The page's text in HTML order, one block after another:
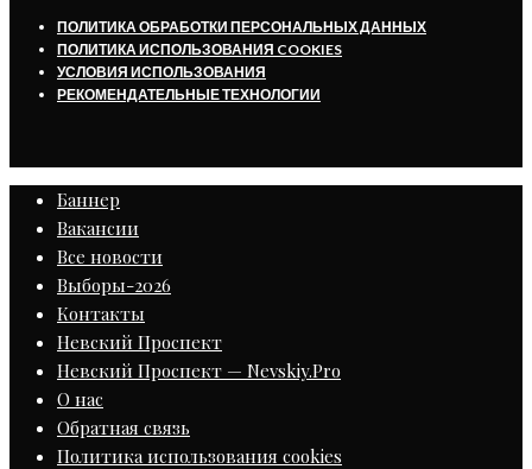
ПОЛИТИКА ОБРАБОТКИ ПЕРСОНАЛЬНЫХ ДАННЫХ
ПОЛИТИКА ИСПОЛЬЗОВАНИЯ COOKIES
УСЛОВИЯ ИСПОЛЬЗОВАНИЯ
РЕКОМЕНДАТЕЛЬНЫЕ ТЕХНОЛОГИИ
Баннер
Вакансии
Все новости
Выборы-2026
Контакты
Невский Проспект
Невский Проспект — Nevskiy.Pro
О нас
Обратная связь
Политика использования cookies